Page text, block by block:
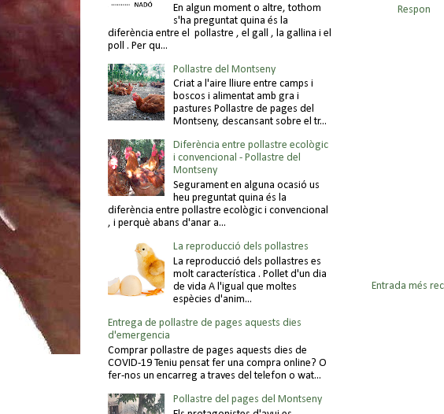
Respon
Entrada més
En algun moment o altre, tothom
s'ha preguntat quina és la
diferència entre el pollastre , el gall , la gallina i el
poll . Per qu...
Pollastre del Montseny
Criat a l'aire lliure entre camps i
boscos i alimentat amb gra i
pastures Pollastre de pages del
Montseny, descansant sobre el tr...
Diferència entre pollastre ecològic
i convencional - Pollastre del
Montseny
Segurament en alguna ocasió us
heu preguntat quina és la
diferència entre pollastre ecològic i convencional
, i perquè abans d'anar a...
La reproducció dels pollastres
La reproducció dels pollastres es
molt característica . Pollet d'un dia
de vida A l'igual que moltes
espècies d'anim...
Entrega de pollastre de pages aquests dies
d'emergencia
Comprar pollastre de pages aquests dies de
COVID-19 Teniu pensat fer una compra online? O
fer-nos un encarreg a traves del telefon o wat...
Pollastre del pages del Montseny